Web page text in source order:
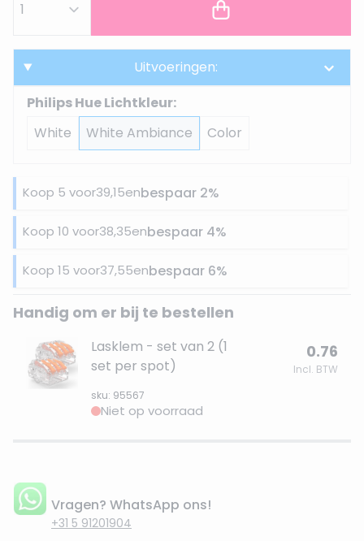
Uitvoeringen:
Philips Hue Lichtkleur:
White
White Ambiance Color
Koop 5 voor39,15enbespaar 2%
Koop 10 voor38,35enbespaar 4%
Koop 15 voor37,55enbespaar 6%
Handig om er bij te bestellen
Lasklem - set van 2 (1
set per spot)
sku: 95567
0.76
Incl. BTW
Niet op voorraad
Vragen? WhatsApp ons!
+31 5 91201904